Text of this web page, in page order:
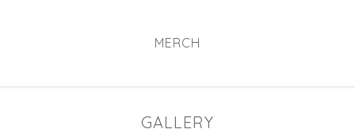
MERCH
GALLERY